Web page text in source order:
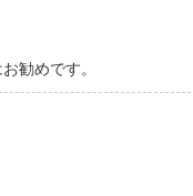
勧めです。